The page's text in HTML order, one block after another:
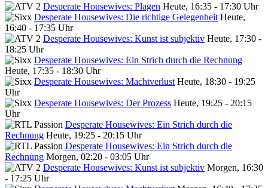
Desperate Housewives: Plagen Heute, 16:35 - 17:30 Uhr
Desperate Housewives: Die richtige Gelegenheit Heute,
16:40 - 17:35 Uhr
Desperate Housewives: Kunst ist subjektiv Heute, 17:30 -
18:25 Uhr
Desperate Housewives: Ein Strich durch die Rechnung
Heute, 17:35 - 18:30 Uhr
Desperate Housewives: Machtverlust Heute, 18:30 - 19:25
Uhr
Desperate Housewives: Der Prozess Heute, 19:25 - 20:15
Uhr
Desperate Housewives: Ein Strich durch die
Rechnung Heute, 19:25 - 20:15 Uhr
Desperate Housewives: Ein Strich durch die
Rechnung Morgen, 02:20 - 03:05 Uhr
Desperate Housewives: Kunst ist subjektiv Morgen, 16:30
- 17:25 Uhr